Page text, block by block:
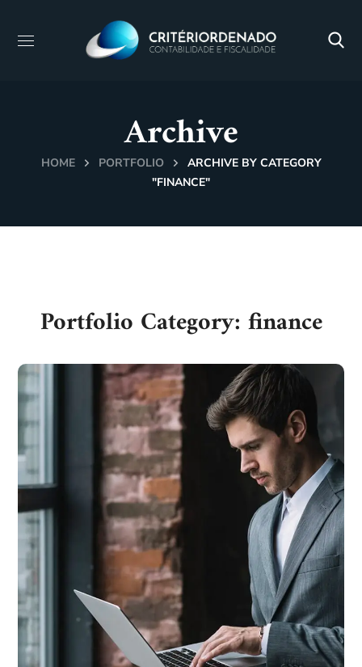
Archive
HOME PORTFOLIO
ARCHIVE BY CATEGORY
"FINANCE"
Portfolio Category: finance